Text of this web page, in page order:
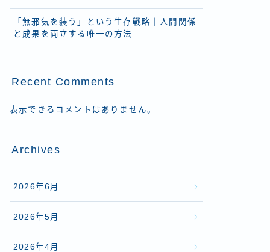
「無邪気を装う」という生存戦略｜人間関係
と成果を両立する唯一の方法
Recent Comments
表示できるコメントはありません。
Archives
2026年6月
2026年5月
2026年4月